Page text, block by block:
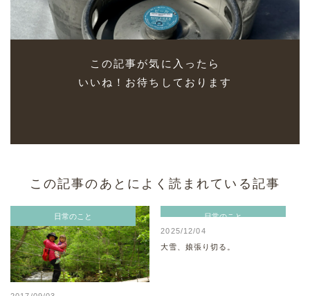
この記事が気に入ったら
いいね！お待ちしております
この記事のあとによく読まれている記事
日常のこと
日常のこと
2025/12/04
大雪、娘張り切る。